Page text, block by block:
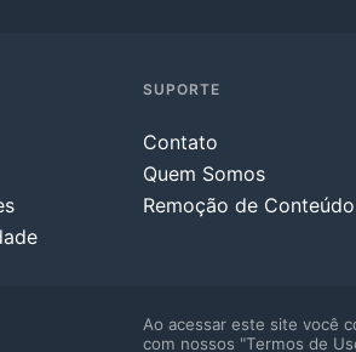
SUPORTE
Contato
Quem Somos
Remoção de Conteúdo
Ao acessar este site você
com nossos "Termos de